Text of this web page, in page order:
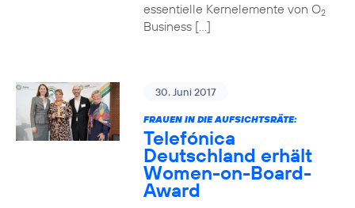
essentielle Kernelemente von O2
Business […]
30. Juni 2017
FRAUEN IN DIE AUFSICHTSRÄTE:
Telefónica
Deutschland erhält
Women-on-Board-
Award